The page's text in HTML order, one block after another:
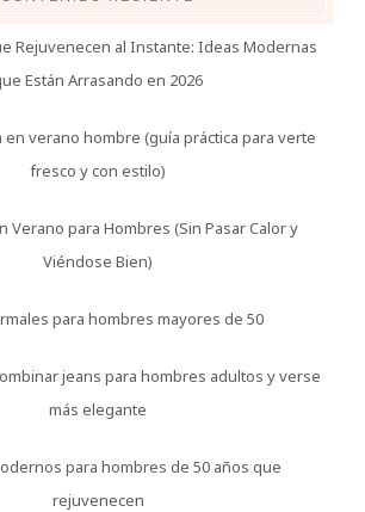
Rejuvenecen al Instante: Ideas Modernas
Están Arrasando en 2026
verano hombre (guía práctica para verte
fresco y con estilo)
Verano para Hombres (Sin Pasar Calor y
Viéndose Bien)
para hombres mayores de 50
jeans para hombres adultos y verse
más elegante
para hombres de 50 años que
rejuvenecen